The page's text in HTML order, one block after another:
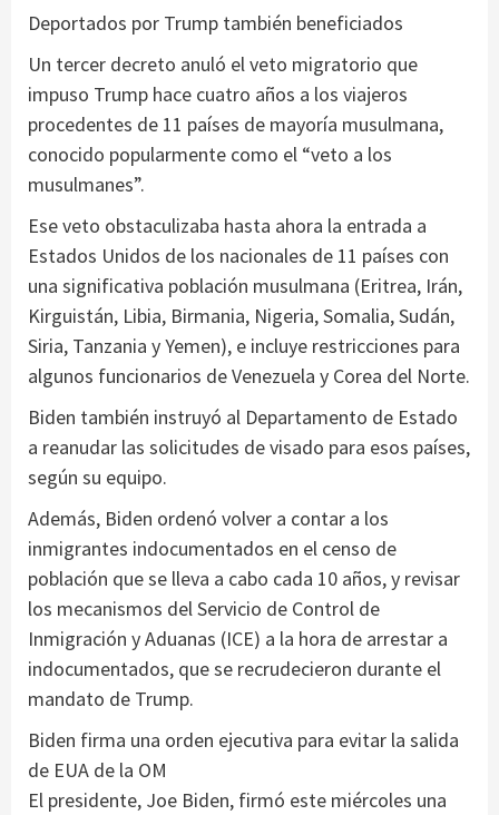
Deportados por Trump también beneficiados
Un tercer decreto anuló el veto migratorio que
impuso Trump hace cuatro años a los viajeros
procedentes de 11 países de mayoría musulmana,
conocido popularmente como el “veto a los
musulmanes”.
Ese veto obstaculizaba hasta ahora la entrada a
Estados Unidos de los nacionales de 11 países con
una significativa población musulmana (Eritrea, Irán,
Kirguistán, Libia, Birmania, Nigeria, Somalia, Sudán,
Siria, Tanzania y Yemen), e incluye restricciones para
algunos funcionarios de Venezuela y Corea del Norte.
Biden también instruyó al Departamento de Estado
a reanudar las solicitudes de visado para esos países,
según su equipo.
Además, Biden ordenó volver a contar a los
inmigrantes indocumentados en el censo de
población que se lleva a cabo cada 10 años, y revisar
los mecanismos del Servicio de Control de
Inmigración y Aduanas (ICE) a la hora de arrestar a
indocumentados, que se recrudecieron durante el
mandato de Trump.
Biden firma una orden ejecutiva para evitar la salida
de EUA de la OM
El presidente, Joe Biden, firmó este miércoles una